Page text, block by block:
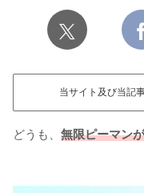
当サイト及び当記
どうも、 無限ピーマン